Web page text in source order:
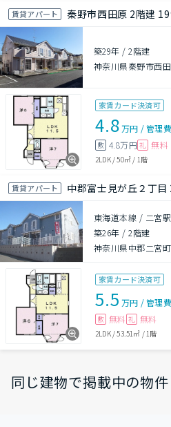
賃貸アパート 秦野市西田原 2階建
築29年 /2階建
神奈川県秦野市西
家賃カード決済可
4.8万円 /管理費
敷 4.8万円 礼 無料
2LDK/50㎡ / 1階
賃貸アパート 中郡富士見が丘２丁
東海道本線 / 二宮
築26年 /2階建
神奈川県中郡二宮
家賃カード決済可
5.5 万円 /管理費
敷 無料 礼 無料
2LDK/53.51㎡ /1階
同じ建物で掲載中の物